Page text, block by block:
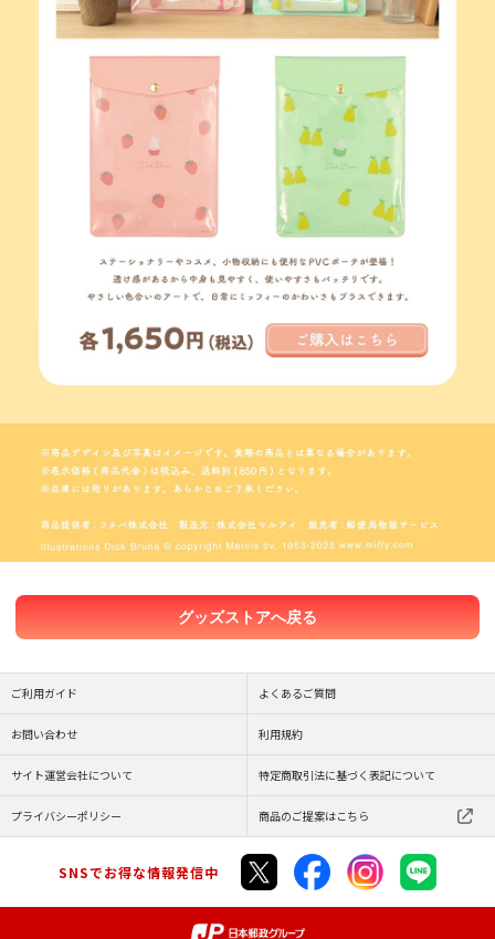
グッズストアへ戻る
ご利用ガイド よくあるご質問
お問い合わせ 利用規約
サイト運営会社について 特定商取引法に基づく表記について
プライバシーポリシー 商品のご提案はこちら
SNSでお得な情報発信中